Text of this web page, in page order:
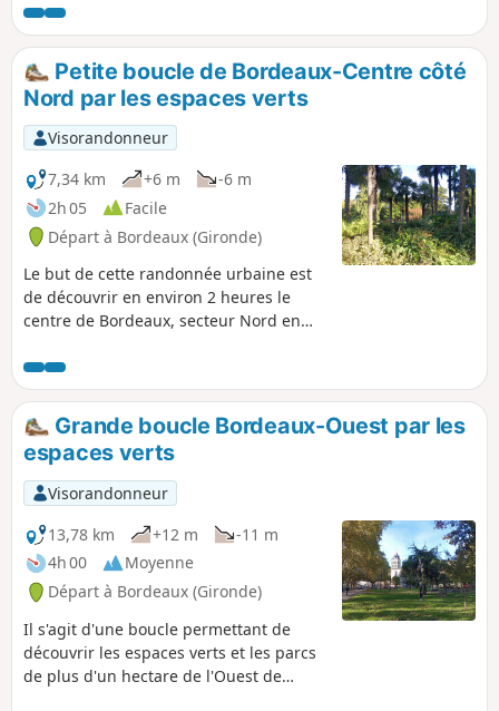
dans le Nord et qu'il parait compliqué
de visiter tous les espaces verts dans le
cadre d'une randonnée pédestre
raisonnable.La randonnée commence
Place des Quinconces, serpente dans
les beaux quartiers égayés d'espaces
verts fermés la nuit et après le Parc
Marceau, la balade permet de visiter
des quartiers plus populaires et en
pleine rénovation, Grand-Parc,
Chartrons et Bacalan avec un retour qui
longe la Garonne.Il est possible de faire
cette randonnée à vélo, en faisant
attention aux voitures et en respectant
Petite boucle de Bordeaux-Centre côté
Nord par les espaces verts
Visorandonneur
7,34 km
+6 m
-6 m
2h 05
Facile
Départ à Bordeaux (Gironde)
Le but de cette randonnée urbaine est
de découvrir en environ 2 heures le
centre de Bordeaux, secteur Nord en
privés et en évitant au maximum la
circulation automobile. Cet itinéraire
permet aussi de découvrir de très beaux
parcs, des quartiers bourgeois et des
quartiers populaires. Itinéraire
accessible à vélo en faisant attention.
Grande boucle Bordeaux-Ouest par les
espaces verts
Visorandonneur
13,78 km
+12 m
-11 m
4h 00
Moyenne
Départ à Bordeaux (Gironde)
Il s'agit d'une boucle permettant de
découvrir les espaces verts et les parcs
de plus d'un hectare de l'Ouest de